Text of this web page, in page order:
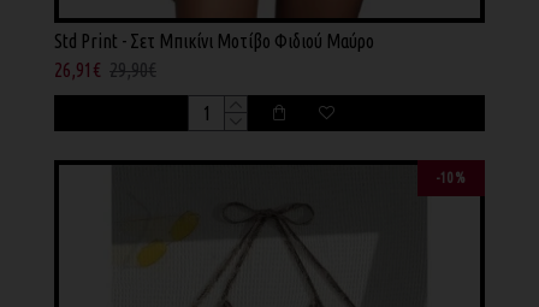
Std Print - Σετ Μπικίνι Μοτίβο Φιδιού Μαύρο
26,91€ 29,90€
-10 %